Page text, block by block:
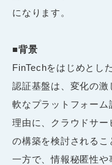
になります。
■背景
FinTechをはじめとし
認証基盤は、変化の
軟なプラットフォー
理由に、クラウドサ
の構築を検討されるこ
一方で、情報秘匿性